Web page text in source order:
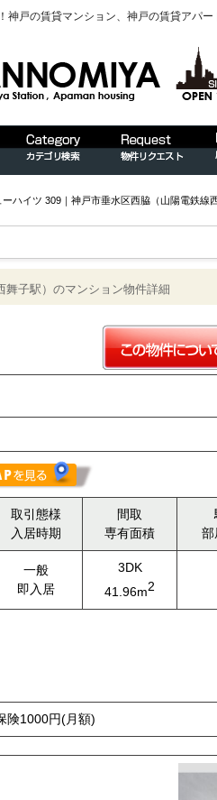
戸の賃貸マンション、神戸の賃貸アパー
ーハイツ 309｜神戸市垂水区西脇（山陽電鉄線
舞子駅）のマンション物件詳細
取引態様
入居時期
間取
専有面積
部
一般
即入居
3DK
41.96m2
険1000円(月額)